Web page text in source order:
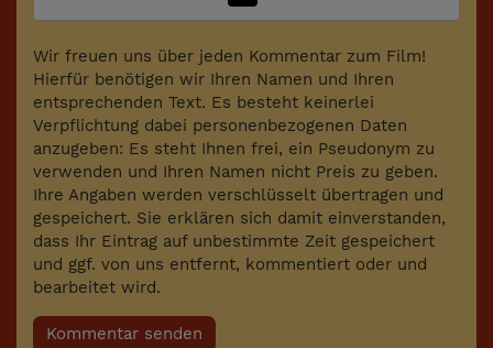
Wir freuen uns über jeden Kommentar zum Film!
Hierfür benötigen wir Ihren Namen und Ihren
entsprechenden Text. Es besteht keinerlei
Verpflichtung dabei personenbezogenen Daten
anzugeben: Es steht Ihnen frei, ein Pseudonym zu
verwenden und Ihren Namen nicht Preis zu geben.
Ihre Angaben werden verschlüsselt übertragen und
gespeichert. Sie erklären sich damit einverstanden,
dass Ihr Eintrag auf unbestimmte Zeit gespeichert
und ggf. von uns entfernt, kommentiert oder und
bearbeitet wird.
Kommentar senden